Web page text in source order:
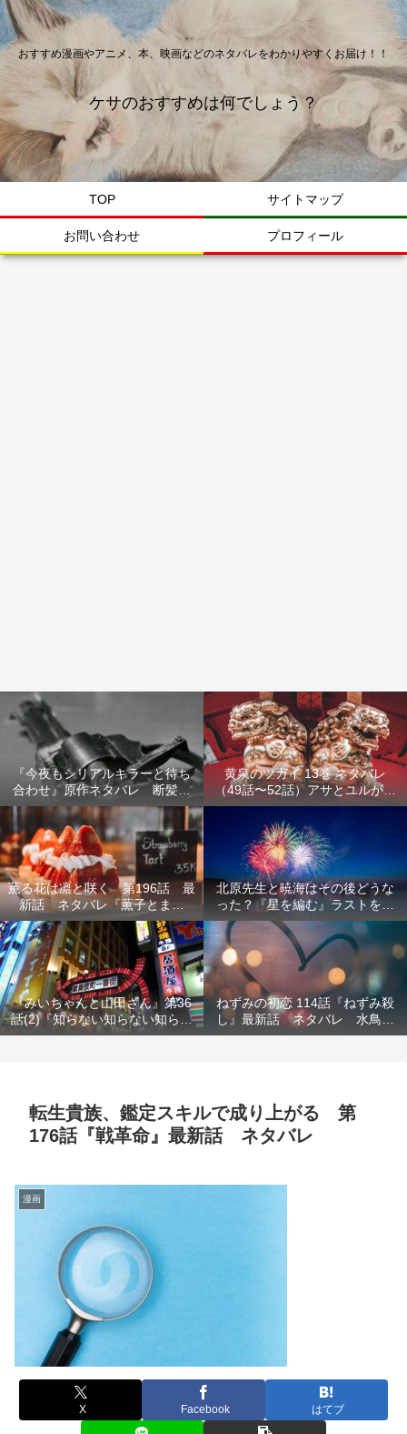
おすすめ漫画やアニメ、本、映画などのネタバレをわかりやすくお届け！！
ケサのおすすめは何でしょう？
TOP サイトマップ
お問い合わせ プロフィール
『今夜もシリアルキラーと待ち
合わせ』原作ネタバレ 断髪オ
ブジェ殺人事件 犯人の正体や
結末を解説
黄泉のツガイ 13巻 ネタバレ
（49話〜52話）アサとユルが家
出！西ノ村の真実とヒカルの決
意を解説
薫る花は凛と咲く 第196話 最
新話 ネタバレ『薫子とまど
か』
北原先生と暁海はその後どうな
った？『星を編む』ラストをネ
タバレ解説
『みいちゃんと山田さん』第36
話(2)『知らない知らない知らな
い』最新話 ネタバレ 犯人確
ねずみの初恋 114話『ねずみ殺
し』最新話 ネタバレ 水鳥死
亡 鯆を殺すか
転生貴族、鑑定スキルで成り上がる 第
176話『戦革命』最新話 ネタバレ
漫画
X Facebook はてブ